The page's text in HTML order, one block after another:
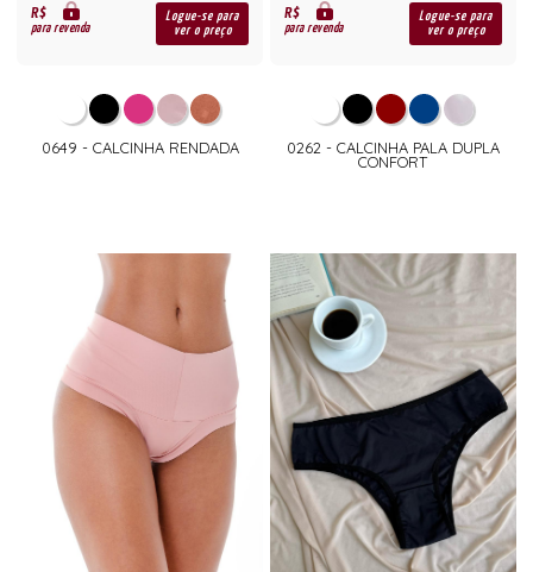
R$
para revenda
Logue-se para
ver o preço
0649 - CALCINHA RENDADA
R$
para revenda
Logue-se para
ver o preço
0262 - CALCINHA PALA DUPLA
CONFORT